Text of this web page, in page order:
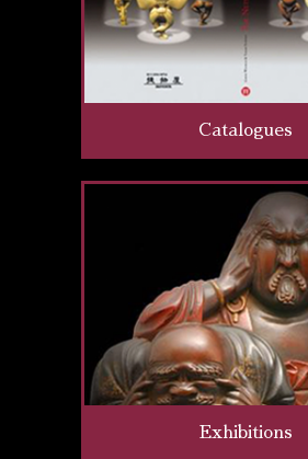
Catalogues
Exhibitions